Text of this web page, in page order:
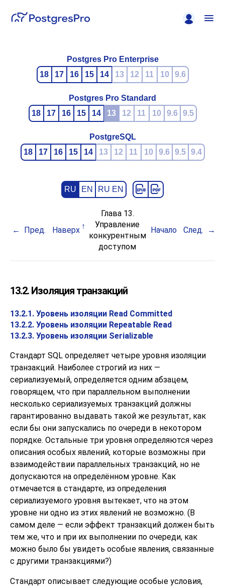
Postgres Pro Enterprise
18
17 16 15 14 13 12 11 10 9.6
Postgres Pro Standard
18
17 16 15 14 13 12 11 10 9.6 9.5
PostgreSQL
18
17 16 15 14 13 12 11 10 9.6 9.5 9.4
RU EN RU EN
Пред. Наверх
Глава 13.
Управление
конкурентным
доступом
Начало След.
13.2. Изоляция транзакций
13.2.1. Уровень изоляции Read Committed
13.2.2. Уровень изоляции Repeatable Read
13.2.3. Уровень изоляции Serializable
Стандарт SQL определяет четыре уровня изоляции
транзакций. Наиболее строгий из них —
сериализуемый, определяется одним абзацем,
говорящем, что при параллельном выполнении
несколько сериализуемых транзакций должны
гарантированно выдавать такой же результат, как
если бы они запускались по очереди в некотором
порядке. Остальные три уровня определяются через
описания особых явлений, которые возможны при
взаимодействии параллельных транзакций, но не
допускаются на определённом уровне. Как
отмечается в стандарте, из определения
сериализуемого уровня вытекает, что на этом
уровне ни одно из этих явлений не возможно. (В
самом деле — если эффект транзакций должен быть
тем же, что и при их выполнении по очереди, как
можно было бы увидеть особые явления, связанные
с другими транзакциями?)
Стандарт описывает следующие особые условия,